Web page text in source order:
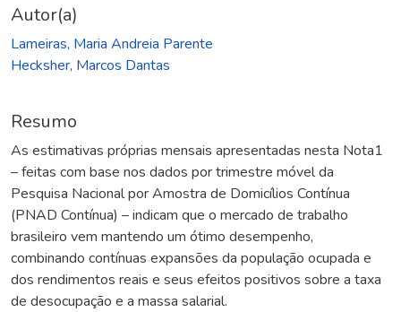
Autor(a)
Lameiras, Maria Andreia Parente
Hecksher, Marcos Dantas
Resumo
As estimativas próprias mensais apresentadas nesta Nota1
– feitas com base nos dados por trimestre móvel da
Pesquisa Nacional por Amostra de Domicílios Contínua
(PNAD Contínua) – indicam que o mercado de trabalho
brasileiro vem mantendo um ótimo desempenho,
combinando contínuas expansões da população ocupada e
dos rendimentos reais e seus efeitos positivos sobre a taxa
de desocupação e a massa salarial.